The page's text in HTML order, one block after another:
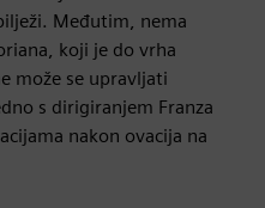
Međutim, nema
koji je do vrha
može se upravljati
s dirigiranjem Franza
nakon ovacija na